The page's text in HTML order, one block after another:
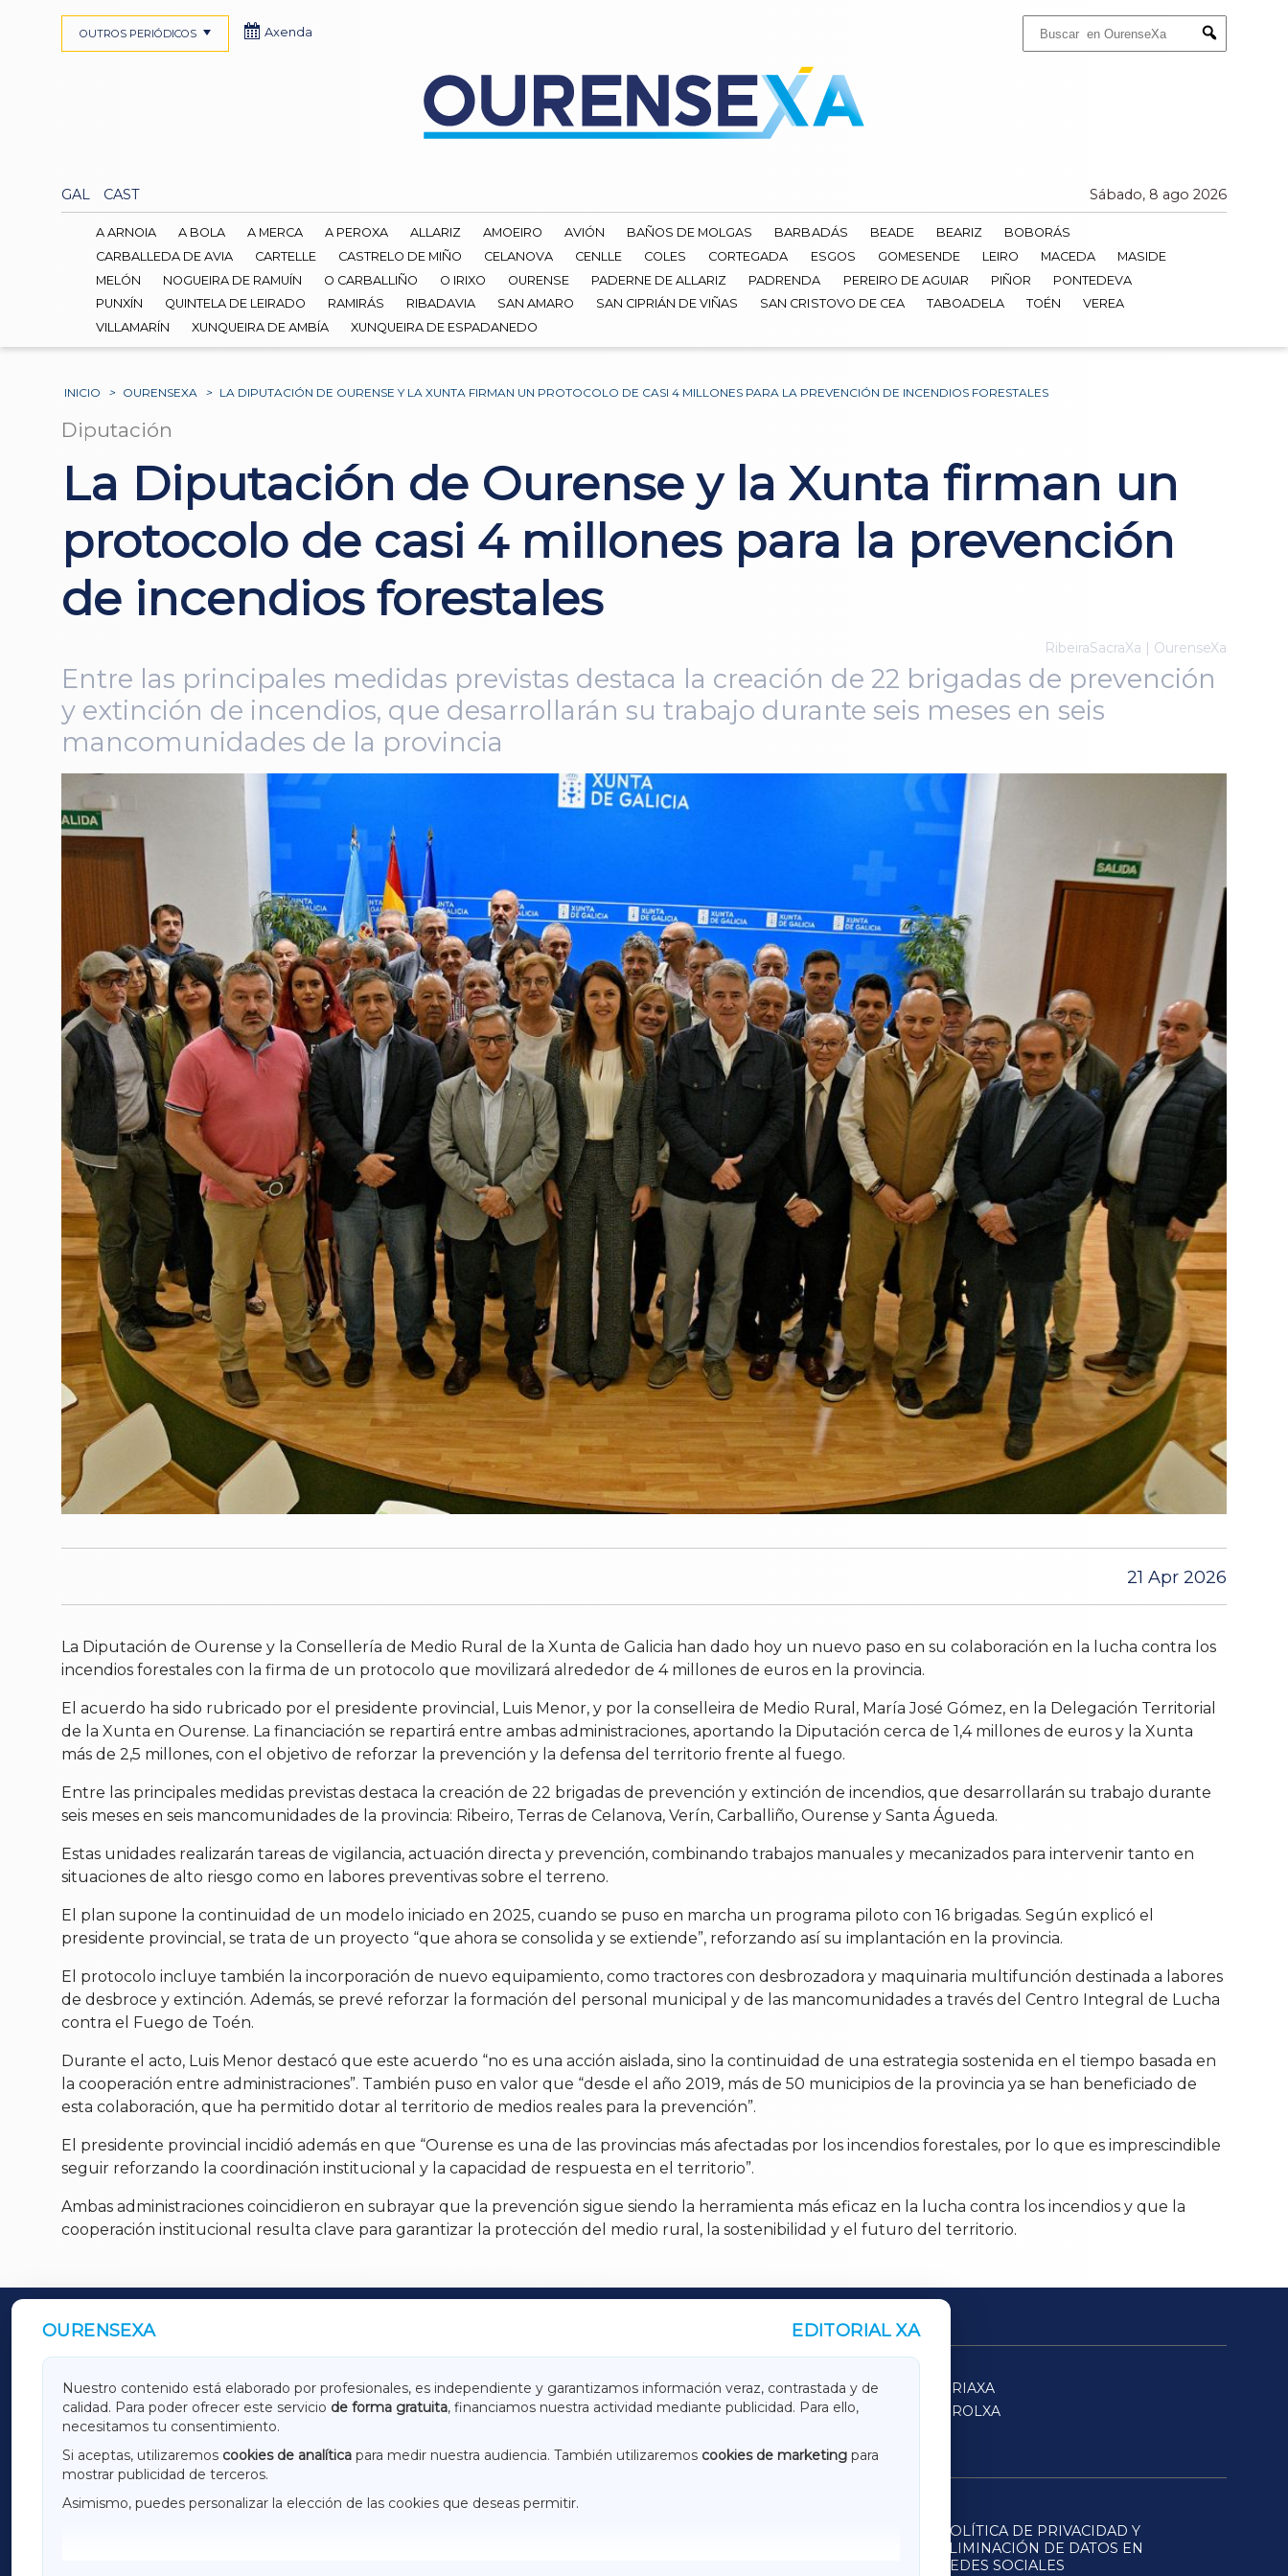
Submit
GAL CAST Sábado, 8 ago 2026
OUTROS PERIÓDICOS Axenda
A ARNOIA A BOLA A MERCA A PEROXA ALLARIZ AMOEIRO AVIÓN BAÑOS DE MOLGAS BARBADÁS BEADE BEARIZ
BOBORÁS
CARBALLEDA DE AVIA
CARTELLE CASTRELO DE MIÑO CELANOVA CENLLE COLES CORTEGADA ESGOS GOMESENDE LEIRO MACEDA
MASIDE
MELÓN
NOGUEIRA DE RAMUÍN O CARBALLIÑO O IRIXO OURENSE PADERNE DE ALLARIZ PADRENDA PEREIRO DE AGUIAR PIÑOR
PONTEDEVA
PUNXÍN
QUINTELA DE LEIRADO RAMIRÁS RIBADAVIA SAN AMARO SAN CIPRIÁN DE VIÑAS SAN CRISTOVO DE CEA TABOADELA TOÉN
VEREA
VILLAMARÍN
XUNQUEIRA DE AMBÍA XUNQUEIRA DE ESPADANEDO
INICIO > OURENSEXA > LA DIPUTACIÓN DE OURENSE Y LA XUNTA FIRMAN UN PROTOCOLO DE CASI 4 MILLONES PARA LA PREVENCIÓN DE INCENDIOS FORESTALES
Diputación
La Diputación de Ourense y la Xunta firman un
protocolo de casi 4 millones para la prevención
de incendios forestales
RibeiraSacraXa | OurenseXa
Entre las principales medidas previstas destaca la creación de 22 brigadas de prevención
y extinción de incendios, que desarrollarán su trabajo durante seis meses en seis
mancomunidades de la provincia
21 Apr 2026
La Diputación de Ourense y la Consellería de Medio Rural de la Xunta de Galicia han dado hoy un nuevo paso en su colaboración en la lucha contra los
incendios forestales con la firma de un protocolo que movilizará alrededor de 4 millones de euros en la provincia.
El acuerdo ha sido rubricado por el presidente provincial, Luis Menor, y por la conselleira de Medio Rural, María José Gómez, en la Delegación Territorial
de la Xunta en Ourense. La financiación se repartirá entre ambas administraciones, aportando la Diputación cerca de 1,4 millones de euros y la Xunta
más de 2,5 millones, con el objetivo de reforzar la prevención y la defensa del territorio frente al fuego.
Entre las principales medidas previstas destaca la creación de 22 brigadas de prevención y extinción de incendios, que desarrollarán su trabajo durante
seis meses en seis mancomunidades de la provincia: Ribeiro, Terras de Celanova, Verín, Carballiño, Ourense y Santa Águeda.
Estas unidades realizarán tareas de vigilancia, actuación directa y prevención, combinando trabajos manuales y mecanizados para intervenir tanto en
situaciones de alto riesgo como en labores preventivas sobre el terreno.
El plan supone la continuidad de un modelo iniciado en 2025, cuando se puso en marcha un programa piloto con 16 brigadas. Según explicó el
presidente provincial, se trata de un proyecto “que ahora se consolida y se extiende”, reforzando así su implantación en la provincia.
El protocolo incluye también la incorporación de nuevo equipamiento, como tractores con desbrozadora y maquinaria multifunción destinada a labores
de desbroce y extinción. Además, se prevé reforzar la formación del personal municipal y de las mancomunidades a través del Centro Integral de Lucha
contra el Fuego de Toén.
Durante el acto, Luis Menor destacó que este acuerdo “no es una acción aislada, sino la continuidad de una estrategia sostenida en el tiempo basada en
la cooperación entre administraciones”. También puso en valor que “desde el año 2019, más de 50 municipios de la provincia ya se han beneficiado de
esta colaboración, que ha permitido dotar al territorio de medios reales para la prevención”.
El presidente provincial incidió además en que “Ourense es una de las provincias más afectadas por los incendios forestales, por lo que es imprescindible
seguir reforzando la coordinación institucional y la capacidad de respuesta en el territorio”.
Ambas administraciones coincidieron en subrayar que la prevención sigue siendo la herramienta más eficaz en la lucha contra los incendios y que la
cooperación institucional resulta clave para garantizar la protección del medio rural, la sostenibilidad y el futuro del territorio.
OURENSEXA EDITORIAL XA
Nuestro contenido está elaborado por profesionales, es independiente y garantizamos información veraz, contrastada y de
calidad. Para poder ofrecer este servicio de forma gratuita, financiamos nuestra actividad mediante publicidad. Para ello,
necesitamos tu consentimiento.
Si aceptas, utilizaremos cookies de analítica para medir nuestra audiencia. También utilizaremos cookies de marketing para
mostrar publicidad de terceros.
Asimismo, puedes personalizar la elección de las cookies que deseas permitir.
OUTROS PERIÓDICOS
GALICIAXA LUGOXA TERRACHAXA
SARRIAXA
AMARIÑAXA
RIBEIRASACRAXA ACORUÑAXA
FERROLXA
OURENSEXA
POLÍTICA DE PRIVACIDAD Y
ELIMINACIÓN DE DATOS EN
REDES SOCIALES